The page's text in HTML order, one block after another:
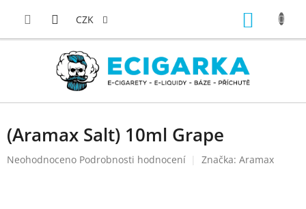
CZK
(Aramax Salt) 10ml Grape
Průměrné
Neohodnoceno Podrobnosti hodnocení Značka: Aramax